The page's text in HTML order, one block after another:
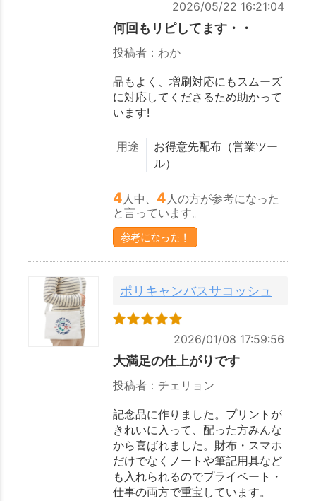
2026/05/22 16:21:04
何回もリピしてます・・
投稿者：わか
品もよく、増刷対応にもスムーズ
に対応してくださるため助かって
います!
用途
お得意先配布（営業ツー
ル）
4 人中、 4 人の方が参考になった
と言っています。
参考になった！
ポリキャンバスサコッシュ
2026/01/08 17:59:56
大満足の仕上がりです
投稿者：チェリョン
記念品に作りました。プリントが
きれいに入って、配った方みんな
から喜ばれました。財布・スマホ
だけでなくノートや筆記用具など
も入れられるのでプライベート・
仕事の両方で重宝しています。